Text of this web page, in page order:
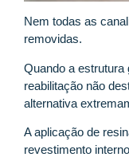
Nem todas as
removidas.
Quando a estrutura
reabilitação não
alternativa
A aplicação de
revestimento